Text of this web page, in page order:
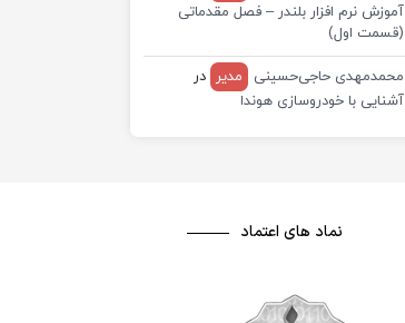
آموزش نرم افزار بلندر – فصل مقدماتی
(قسمت اول)
محمدمهدی حاجی‌حسینی مدیر
در
آشنایی با خودروسازی هوندا
نماد های اعتماد